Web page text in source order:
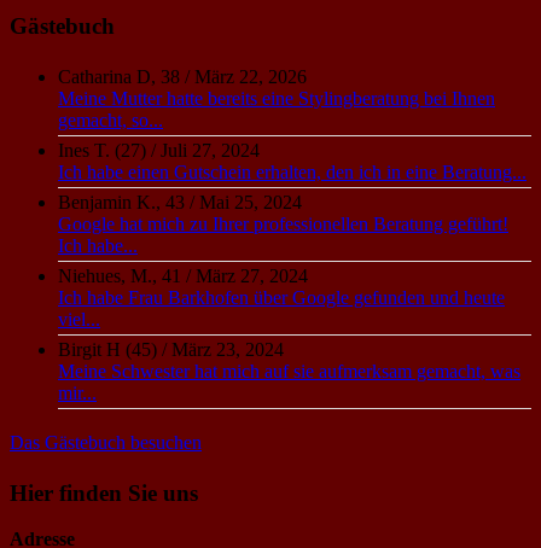
Gästebuch
Catharina D, 38 /März 22, 2026
Meine Mutter hatte bereits eine Stylingberatung bei Ihnen
gemacht, so...
Ines T. (27) /Juli 27, 2024
Ich habe einen Gutschein erhalten, den ich in eine Beratung...
Benjamin K., 43 /Mai 25, 2024
Google hat mich zu Ihrer professionellen Beratung geführt!
Ich habe...
Niehues, M., 41 /März 27, 2024
Ich habe Frau Barkhofen über Google gefunden und heute
viel...
Birgit H (45) /März 23, 2024
Meine Schwester hat mich auf sie aufmerksam gemacht, was
mir...
Das Gästebuch besuchen
Hier finden Sie uns
Adresse